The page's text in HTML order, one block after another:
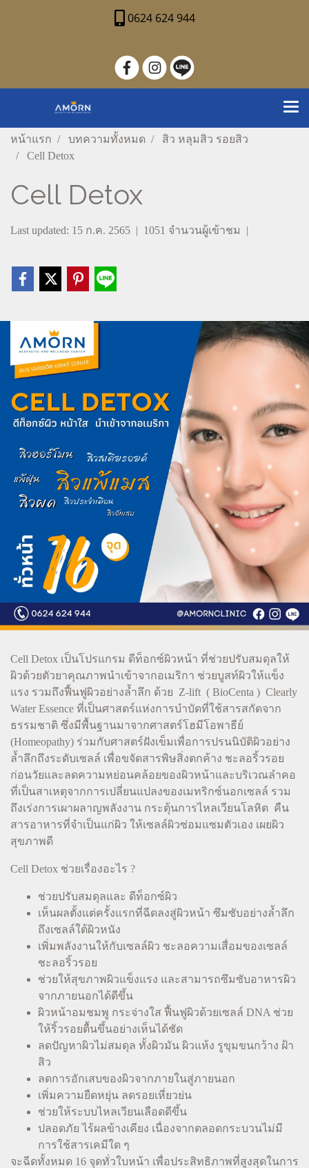
0624 624 944
หน้าแรก บทความทั้งหมด
สิว หลุมสิว รอยสิว
Cell Detox
Cell Detox
Last updated: 15 ก.ค. 2565 | 1051 จำนวนผู้เข้าชม |
Cell Detox เป็นโปรแกรม ดีท็อกซ์ผิวหน้า ที่ช่วยปรับสมดุลให้
ผิวด้วยตัวยาคุณภาพนำเข้าจากอเมริกา ช่วยบูสท์ผิวให้แข็ง
แรง รวมถึงฟื้นฟูผิวอย่างล้ำลึก ด้วย Z-lift ( BioCenta ) Clearly
Water Essence ที่เป็นศาสตร์แห่งการบำบัดที่ใช้สารสกัดจาก
ธรรมชาติ ซึ่งมีพื้นฐานมาจากศาสตร์โฮมีโอพาธีย์
(Homeopathy) ร่วมกับศาสตร์ฝังเข็มเพื่อการปรนนิบัติผิวอย่าง
ล้ำลึกถึงระดับเซลล์ เพื่อขจัดสารพิษสิ่งตกค้าง ชะลอริ้วรอย
ก่อนวัยและลดความหย่อนคล้อยของผิวหน้าและบริเวณลำคอ
ที่เป็นสาเหตุจากการเปลี่ยนแปลงของเมทริกซ์นอกเซลล์ รวม
ถึงเร่งการเผาผลาญพลังงาน กระตุ้นการไหลเวียนโลหิต คืน
สารอาหารที่จำเป็นแก่ผิว ให้เซลล์ผิวซ่อมแซมตัวเอง เผยผิว
สุขภาพดี
Cell Detox ช่วยเรื่องอะไร ?
ช่วยปรับสมดุลและ ดีท็อกซ์ผิว
เห็นผลตั้งแต่ครั้งแรกที่ฉีดลงสู่ผิวหน้า ซึมซับอย่างล้ำลึก
ถึงเซลล์ใต้ผิวหนัง
เพิ่มพลังงานให้กับเซลล์ผิว ชะลอความเสื่อมของเซลล์
ชะลอริ้วรอย
ช่วยให้สุขภาพผิวแข็งแรง และสามารถซึมซับอาหารผิว
จากภายนอกได้ดีขึ้น
ผิวหน้าอมชมพู กระจ่างใส ฟื้นฟูผิวด้วยเซลล์ DNA ช่วย
ให้ริ้วรอยตื้นขึ้นอย่างเห็นได้ชัด
ลดปัญหาผิวไม่สมดุล ทั้งผิวมัน ผิวแห้ง รูขุมขนกว้าง ฝ้า
สิว
ลดการอักเสบของผิวจากภายในสู่ภายนอก
เพิ่มความยืดหยุ่น ลดรอยเหี่ยวย่น
ช่วยให้ระบบไหลเวียนเลือดดีขึ้น
ปลอดภัย ไร้ผลข้างเคียง เนื่องจากตลอดกระบวนไม่มี
การใช้สารเคมีใด ๆ
จะฉีดทั้งหมด 16 จุดทั่วใบหน้า เพื่อประสิทธิภาพที่สูงสุดในการ